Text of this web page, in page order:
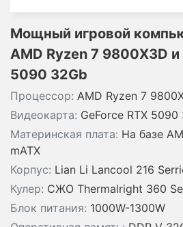
Мощный игровой
AMD Ryzen 7 9800X3D и
5090 32Gb
Процессор: AMD Ryzen 7
Видеокарта: GeForce RTX 5090
Материнская плата: На базе
mATX
Корпус: Lian Li Lancool 216
Кулер: СЖО Thermalright 360
Блок питания: 1000W-1300W